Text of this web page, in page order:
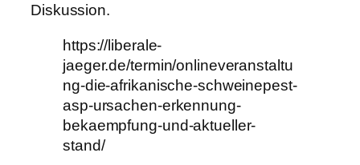
Diskussion.
https://liberale-
jaeger.de/termin/onlineveranstaltu
ng-die-afrikanische-schweinepest-
asp-ursachen-erkennung-
bekaempfung-und-aktueller-
stand/